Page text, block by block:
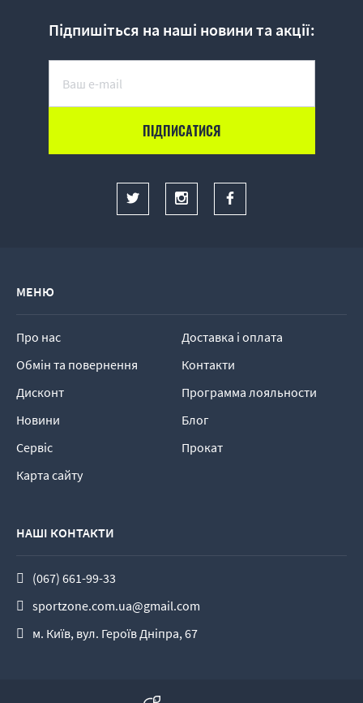
Підпишіться на наші новини та акції:
МЕНЮ
Про нас
Доставка і оплата
Обмін та повернення
Контакти
Дисконт
Программа лояльности
Новини
Блог
Сервіс
Прокат
Карта сайту
НАШІ КОНТАКТИ
(067) 661-99-33
sportzone.com.ua@gmail.com
м. Київ, вул. Героїв Дніпра, 67